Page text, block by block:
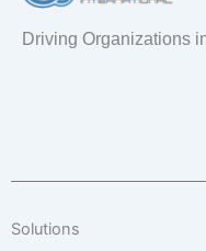
Driving Organizations
Solutions